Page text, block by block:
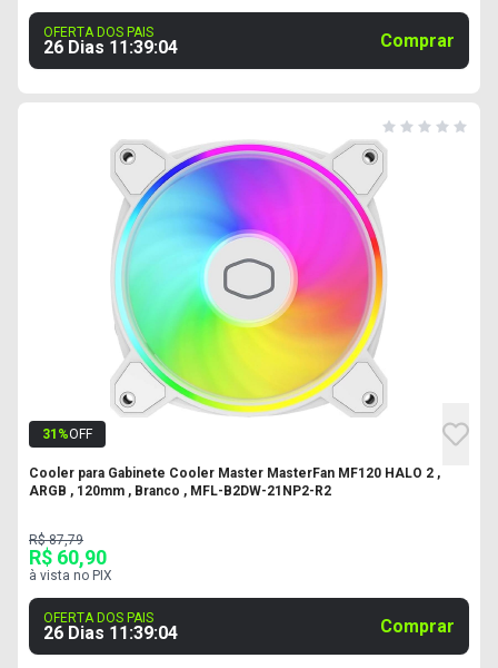
OFERTA DOS PAIS
26 Dias 11:39:03 Comprar
31 %OFF
Cooler para Gabinete Cooler Master MasterFan MF120 HALO 2 ,
ARGB , 120mm , Branco , MFL-B2DW-21NP2-R2
R$ 87,79
R$ 60,90
à vista no PIX
OFERTA DOS PAIS
26 Dias 11:39:03 Comprar